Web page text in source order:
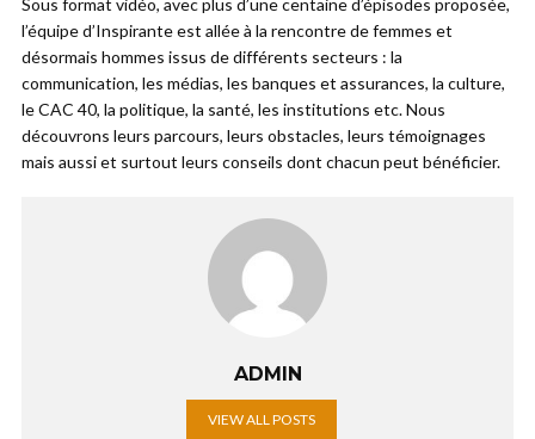
Sous format vidéo, avec plus d’une centaine d’épisodes proposée,
l’équipe d’Inspirante est allée à la rencontre de femmes et
désormais hommes issus de différents secteurs : la
communication, les médias, les banques et assurances, la culture,
le CAC 40, la politique, la santé, les institutions etc. Nous
découvrons leurs parcours, leurs obstacles, leurs témoignages
mais aussi et surtout leurs conseils dont chacun peut bénéficier.
ADMIN
VIEW ALL POSTS